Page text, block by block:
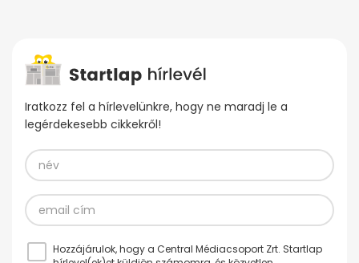
Iratkozz fel a hírlevelünkre, hogy ne maradj le a
legérdekesebb cikkekről!
Hozzájárulok, hogy a Central Médiacsoport Zrt. Startlap